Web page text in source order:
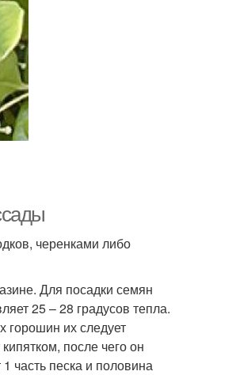
черенками либо
Для посадки семян
25 – 28 градусов тепла.
горошин их следует
после чего он
часть песка и половина